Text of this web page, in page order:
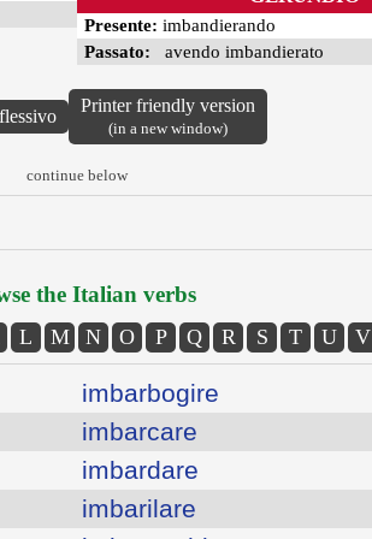
Presente: imbandierando
Passato: avendo imbandierato
Printer friendly version
(in a new window)
continue below
the Italian verbs
L M N O P Q R S T U V
imbarbogire
imbarcare
imbardare
imbarilare